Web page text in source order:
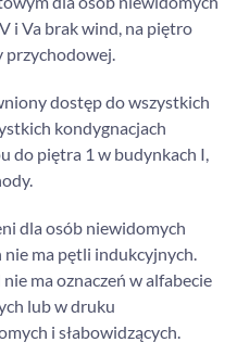
i Va brak wind, na piętro
przychodowej.
dostęp do wszystkich
kondygnacjach
do piętra 1 w budynkach I,
dla osób niewidomych
nie ma pętli indukcyjnych.
ma oznaczeń w alfabecie
lub w druku
i słabowidzących.